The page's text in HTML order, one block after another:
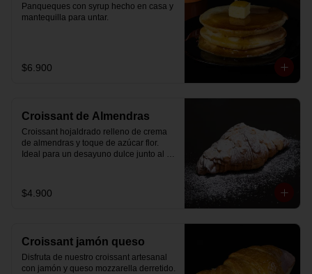
Panqueques con syrup hecho en casa y
mantequilla para untar.
$6.900
Croissant de Almendras
Croissant hojaldrado relleno de crema
de almendras y toque de azúcar flor.
Ideal para un desayuno dulce junto al
$4.900
Croissant jamón queso
Disfruta de nuestro croissant artesanal
con jamón y queso mozzarella derretido.